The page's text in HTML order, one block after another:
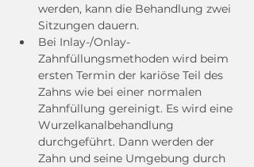
werden, kann die Behandlung zwei
Sitzungen dauern.
Bei Inlay-/Onlay-
Zahnfüllungsmethoden wird beim
ersten Termin der kariöse Teil des
Zahns wie bei einer normalen
Zahnfüllung gereinigt. Es wird eine
Wurzelkanalbehandlung
durchgeführt. Dann werden der
Zahn und seine Umgebung durch